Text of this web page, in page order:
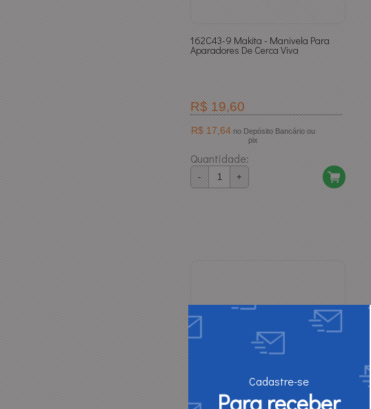
Cadastre-se
Para receber
162C43-9 Makita - Manivela Para
Aparadores De Cerca Viva
R$ 19,60
R$ 17,64 no Depósito Bancário ou
pix
Quantidade:
- +